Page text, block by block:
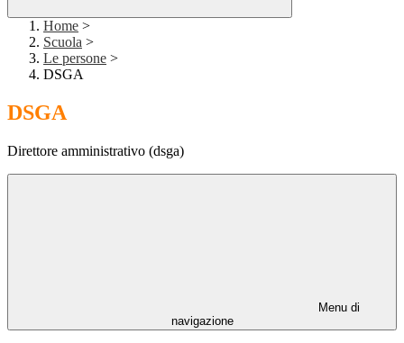
Home >
Scuola >
Le persone >
DSGA
DSGA
Direttore amministrativo (dsga)
Menu di
navigazione